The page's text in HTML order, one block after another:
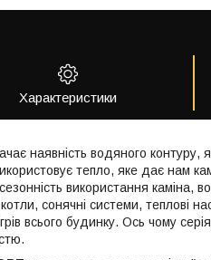
Характеристики
наявність водяного контуру,
тепло, яке дає нам
використання каміна,
сонячні системи, теплові
всього будинку. Ось чому